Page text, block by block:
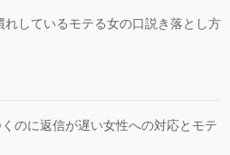
れしているモテる女の口説き落とし方
のに返信が遅い女性への対応とモテ